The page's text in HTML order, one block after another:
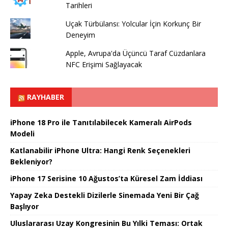
Tarihleri
Uçak Türbülansı: Yolcular İçin Korkunç Bir
Deneyim
Apple, Avrupa'da Üçüncü Taraf Cüzdanlara
NFC Erişimi Sağlayacak
RAYHABER
iPhone 18 Pro ile Tanıtılabilecek Kameralı AirPods
Modeli
Katlanabilir iPhone Ultra: Hangi Renk Seçenekleri
Bekleniyor?
iPhone 17 Serisine 10 Ağustos’ta Küresel Zam İddiası
Yapay Zeka Destekli Dizilerle Sinemada Yeni Bir Çağ
Başlıyor
Uluslararası Uzay Kongresinin Bu Yılki Teması: Ortak